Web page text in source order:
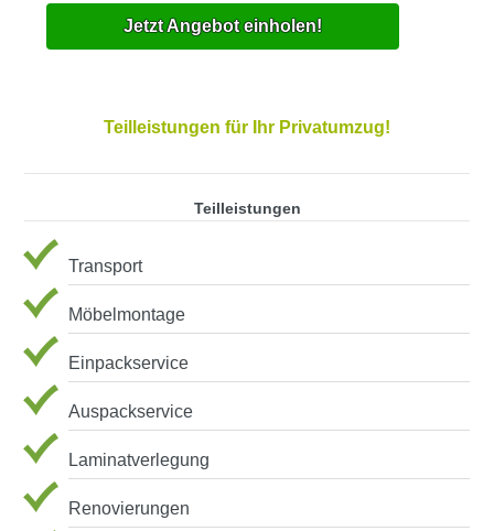
Jetzt Angebot einholen!
Teilleistungen für Ihr Privatumzug!
Teilleistungen
Transport
Möbelmontage
Einpackservice
Auspackservice
Laminatverlegung
Renovierungen